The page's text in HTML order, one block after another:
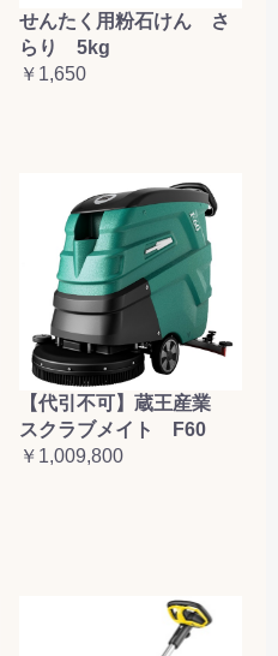
せんたく用粉石けん さ
らり 5kg
￥1,650
【代引不可】蔵王産業
スクラブメイト F60
￥1,009,800